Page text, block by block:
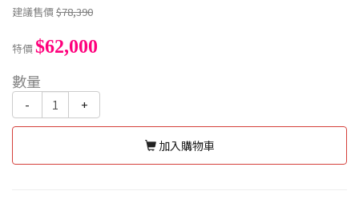
建議售價$78,390
特價$62,000
數量
- +
加入購物車